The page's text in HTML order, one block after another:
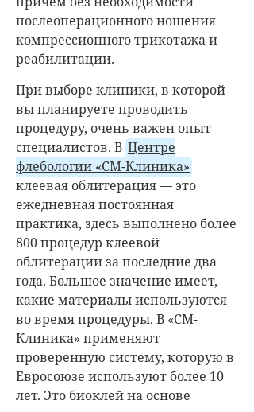
послеоперационного ношения
компрессионного трикотажа и
реабилитации.
При выборе клиники, в которой
вы планируете проводить
процедуру, очень важен опыт
специалистов. В Центре
флебологии «СМ-Клиника»
клеевая облитерация — это
ежедневная постоянная
практика, здесь выполнено более
800 процедур клеевой
облитерации за последние два
года. Большое значение имеет,
какие материалы используются
во время процедуры. В «СМ-
Клиника» применяют
проверенную систему, которую в
Евросоюзе используют более 10
лет. Это биоклей на основе